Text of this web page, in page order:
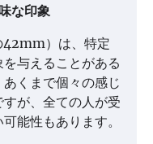
な印象
）は、特定
与えることがある
くまで個々の感じ
が、全ての人が受
能性もあります。